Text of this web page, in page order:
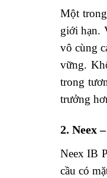
Một
giới hạn.
vô cùng
vững.
trong
trưởng
2. Neex
Neex IB
cầu có